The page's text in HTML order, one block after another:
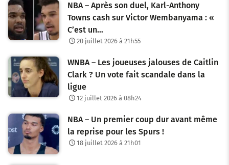
NBA – Après son duel, Karl-Anthony
Towns cash sur Victor Wembanyama : «
C’est un…
20 juillet 2026 à 21h55
WNBA – Les joueuses jalouses de Caitlin
Clark ? Un vote fait scandale dans la
ligue
12 juillet 2026 à 08h24
NBA – Un premier coup dur avant même
la reprise pour les Spurs !
18 juillet 2026 à 21h01